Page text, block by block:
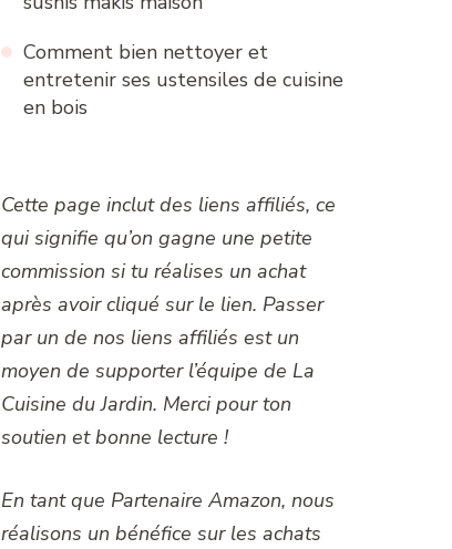
Comment bien nettoyer et
entretenir ses ustensiles de cuisine
en bois
Cette page inclut des liens affiliés, ce
qui signifie qu’on gagne une petite
commission si tu réalises un achat
après avoir cliqué sur le lien. Passer
par un de nos liens affiliés est un
moyen de supporter l’équipe de La
Cuisine du Jardin. Merci pour ton
soutien et bonne lecture !
En tant que Partenaire Amazon, nous
réalisons un bénéfice sur les achats